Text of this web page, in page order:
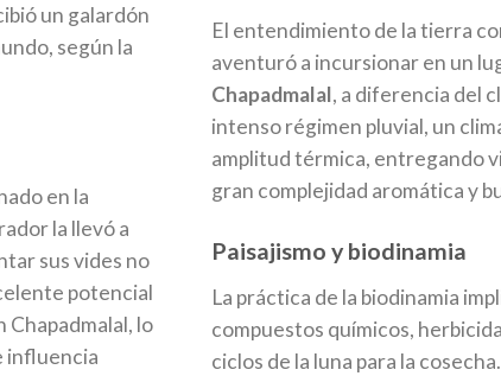
un galardón
según la
en la
la llevó a
sus vides no
potencial
Chapadmalal, lo
influencia
El entendimiento de la tierra
aventuró a incursionar en un
Chapadmalal, a diferencia del
intenso régimen pluvial, un
amplitud térmica, entregando
gran complejidad aromática y
Paisajismo y biodinamia
La práctica de la biodinamia
compuestos químicos,
ciclos de la luna para la